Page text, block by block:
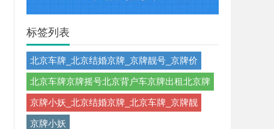
标签列表
北京车牌_北京结婚京牌_京牌靓号_京牌价
北京车牌京牌摇号北京背户车京牌出租北京牌
京牌小妖_北京结婚京牌_北京车牌_京牌靓
京牌小妖